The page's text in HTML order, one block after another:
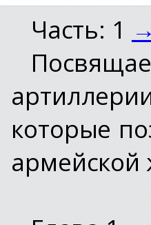
Часть: 1 →
которые
армейской